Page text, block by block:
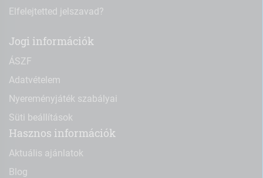
Elfelejtetted jelszavad?
Jogi információk
ÁSZF
Adatvételem
Nyereményjáték szabályai
Süti beállítások
Hasznos információk
Aktuális ajánlatok
Blog